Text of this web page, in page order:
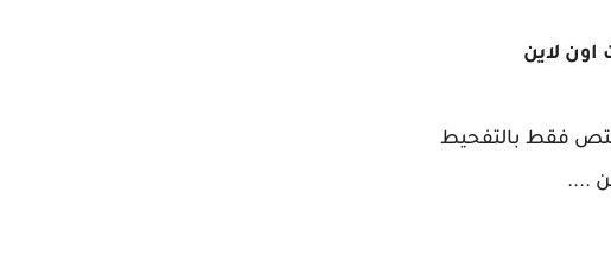
اون لاين
فقط بالتفحيط
....